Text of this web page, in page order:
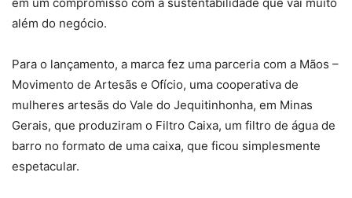
além do negócio.
Para o lançamento, a marca fez uma parceria com a Mãos –
Movimento de Artesãs e Ofício, uma cooperativa de
mulheres artesãs do Vale do Jequitinhonha, em Minas
Gerais, que produziram o Filtro Caixa, um filtro de água de
barro no formato de uma caixa, que ficou simplesmente
espetacular.